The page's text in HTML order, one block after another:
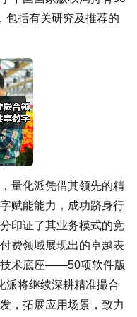
包括有关研究及推荐的
量化派凭借其领先的精
赋能能力，成功跻身行
印证了其业务模式的竞
费领域展现出的卓越表
技术底座——50项软件版
派将继续深耕精准撮合
，拓展应用场景，致力